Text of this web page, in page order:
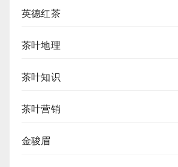
英德红茶
茶叶地理
茶叶知识
茶叶营销
金骏眉